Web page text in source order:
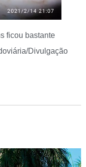
ficou bastante
Divulgação